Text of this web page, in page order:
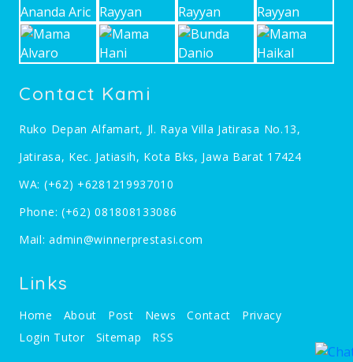
Contact Kami
Ruko Depan Alfamart, Jl. Raya Villa Jatirasa No.13,
Jatirasa, Kec. Jatiasih, Kota Bks, Jawa Barat 17424
WA: (+62) +6281219937010
Phone: (+62) 081808133086
Mail:admin@winnerprestasi.com
Links
Home About Post News Contact
Privacy
Login Tutor
Sitemap RSS